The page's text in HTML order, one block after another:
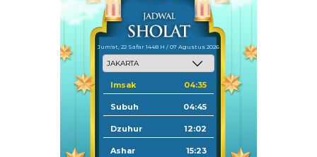
Jum'at, 22 Safar 1448 H / 07 Agustus 2026
Imsak 04:35
Subuh 04:45
Dzuhur 12:02
Ashar 15:23